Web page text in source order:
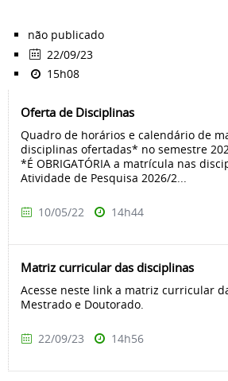
não publicado
22/09/23
15h08
Oferta de Disciplinas
Quadro de horários e calendário de
disciplinas ofertadas* no semestre
*É OBRIGATÓRIA a matrícula nas
Atividade de Pesquisa 2026/2...
10/05/22 14h44
Matriz curricular das disciplinas
Acesse neste link a matriz curricular
Mestrado e Doutorado.
22/09/23 14h56